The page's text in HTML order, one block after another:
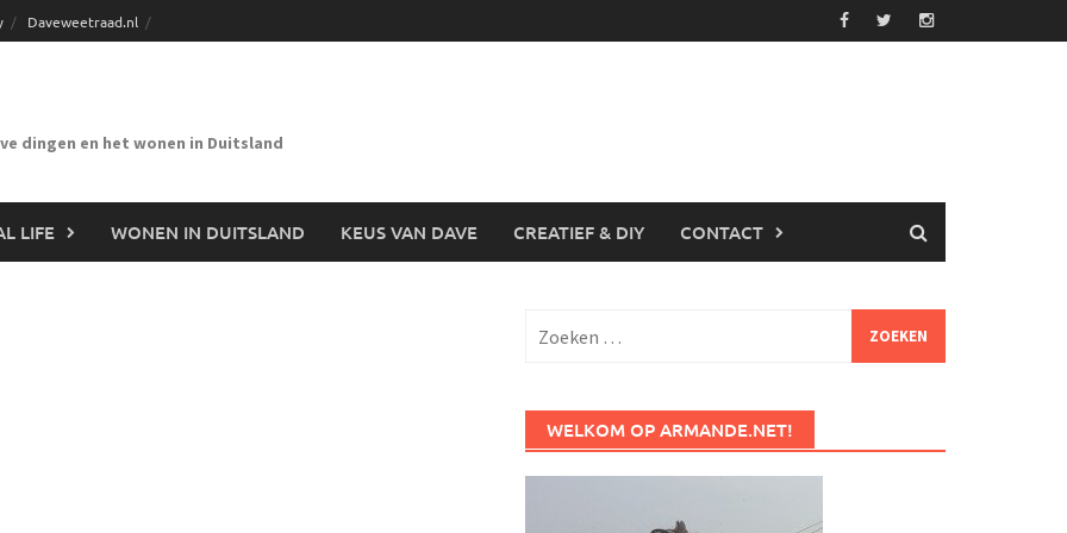
Daveweetraad.nl
dingen en het wonen in Duitsland
LIFE WONEN IN DUITSLAND KEUS VAN DAVE CREATIEF & DIY CONTACT
naar:
WELKOM OP ARMANDE.NET!